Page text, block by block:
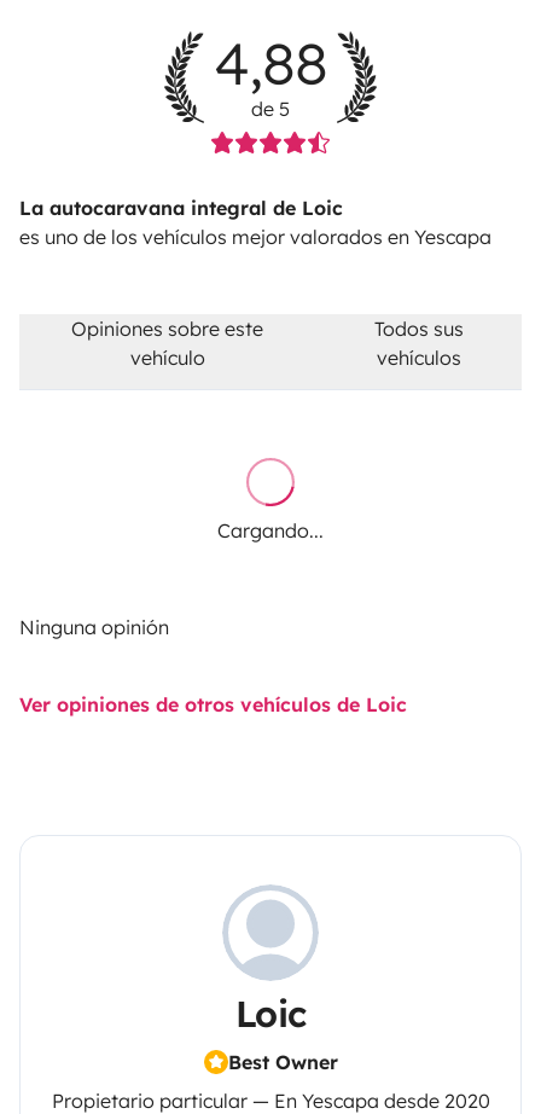
4,88
de 5
La autocaravana integral de Loic
es uno de los vehículos mejor valorados en Yescapa
Opiniones sobre este
vehículo
Todos sus
vehículos
Cargando...
Ninguna opinión
Ver opiniones de otros vehículos de Loic
Loic
Best Owner
Propietario particular — En Yescapa desde 2020